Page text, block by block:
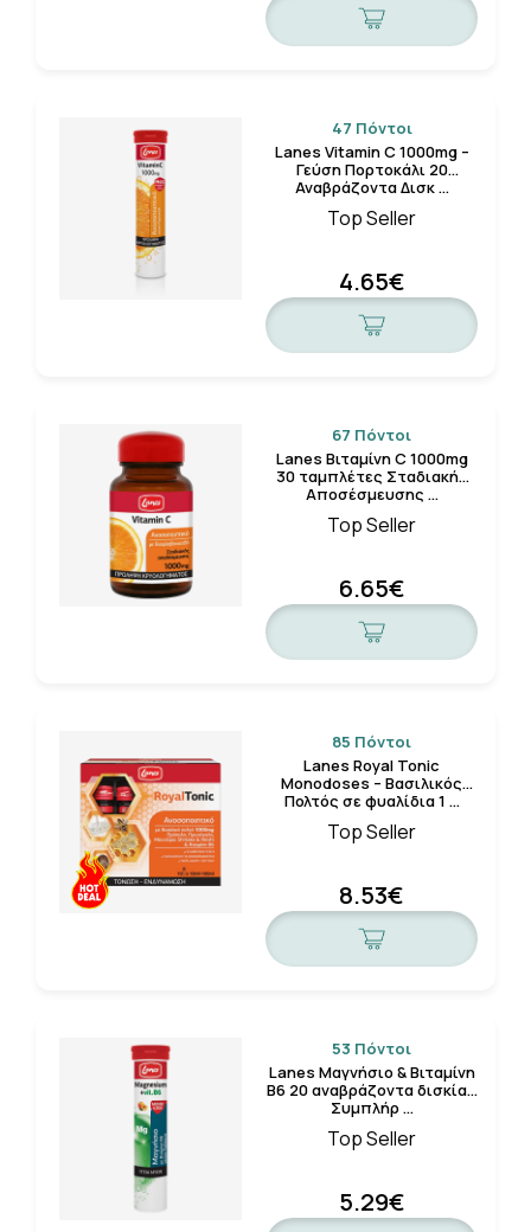
47 Πόντοι
Lanes Vitamin C 1000mg –
Γεύση Πορτοκάλι 20
Αναβράζοντα Δισκ …
Top Seller
4.65€
67 Πόντοι
Lanes Βιταμίνη C 1000mg
30 ταμπλέτες Σταδιακής
Αποσέσμευσης …
Top Seller
6.65€
85 Πόντοι
Lanes Royal Tonic
Monodoses – Βασιλικός
Πολτός σε φυαλίδια 1 …
Top Seller
8.53€
53 Πόντοι
Lanes Μαγνήσιο & Βιταμίνη
Β6 20 αναβράζοντα δισκία -
Συμπλήρ …
Top Seller
5.29€